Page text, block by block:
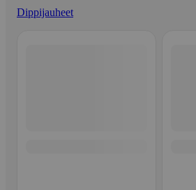
Dippijauheet